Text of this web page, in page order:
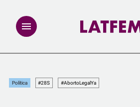
Política #28S #AbortoLegalYa